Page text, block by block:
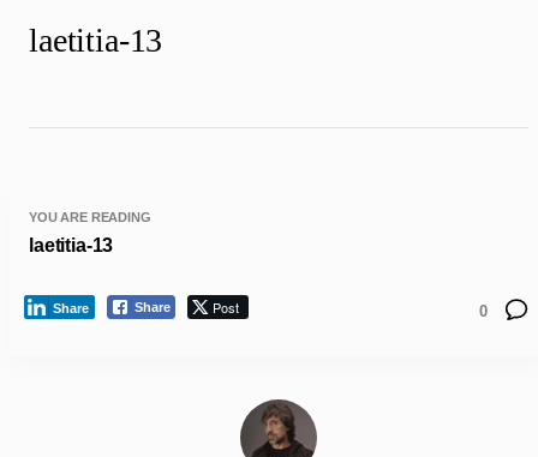
laetitia-13
YOU ARE READING
laetitia-13
Share Post
Share 0